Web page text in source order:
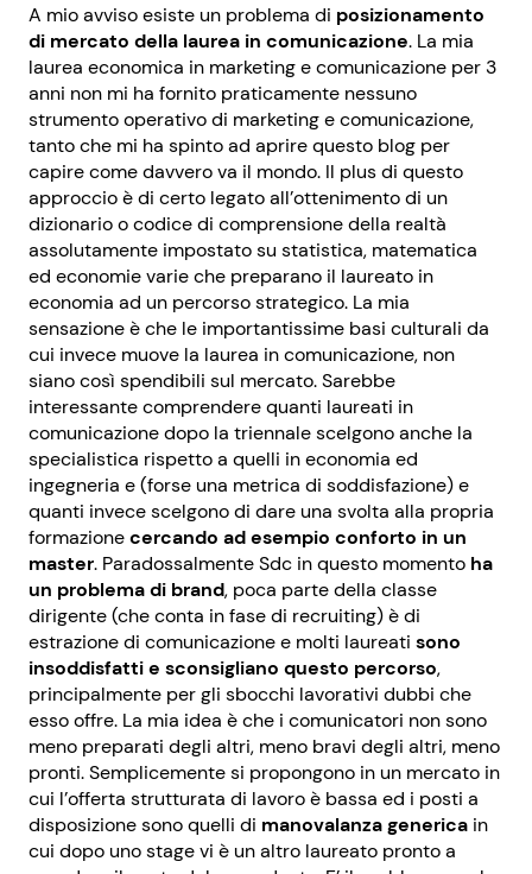
A mio avviso esiste un problema di posizionamento
di mercato della laurea in comunicazione. La mia
laurea economica in marketing e comunicazione per 3
anni non mi ha fornito praticamente nessuno
strumento operativo di marketing e comunicazione,
tanto che mi ha spinto ad aprire questo blog per
capire come davvero va il mondo. Il plus di questo
approccio è di certo legato all’ottenimento di un
dizionario o codice di comprensione della realtà
assolutamente impostato su statistica, matematica
ed economie varie che preparano il laureato in
economia ad un percorso strategico. La mia
sensazione è che le importantissime basi culturali da
cui invece muove la laurea in comunicazione, non
siano così spendibili sul mercato. Sarebbe
interessante comprendere quanti laureati in
comunicazione dopo la triennale scelgono anche la
specialistica rispetto a quelli in economia ed
ingegneria e (forse una metrica di soddisfazione) e
quanti invece scelgono di dare una svolta alla propria
formazionecercando ad esempio conforto in un
master. Paradossalmente Sdc in questo momento ha
un problema di brand, poca parte della classe
dirigente (che conta in fase di recruiting) è di
estrazione di comunicazione e molti laureati sono
insoddisfatti e sconsigliano questo percorso,
principalmente per gli sbocchi lavorativi dubbi che
esso offre. La mia idea è che i comunicatori non sono
meno preparati degli altri, meno bravi degli altri, meno
pronti. Semplicemente si propongono in un mercato in
cui l’offerta strutturata di lavoro è bassa ed i posti a
disposizione sono quelli di manovalanza generica in
cui dopo uno stage vi è un altro laureato pronto a